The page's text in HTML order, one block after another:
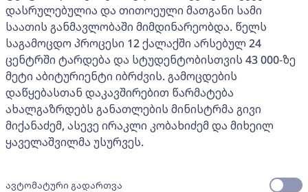
დასრულებულია და თითოეული მათგანი სამი
საათის განმავლობაში მიმდინარეობდა. წელს
საგამოცდო პროცესი 12 ქალაქში არსებულ 24
ცენტრში ტარდება და სტუდენტობისთვის 43 000-ზე
მეტი აბიტურიენტი იბრძვის. გამოცდების
დაწყებასთან დაკავშირებით წარმატება
ახალგაზრდებს განათლების მინისტრმა გივი
მიქანაძემ, ასევე ირაკლი კობახიძემ და მიხეილ
ყაველაშვილმა უსურვეს.
ავტომატური გადართვა